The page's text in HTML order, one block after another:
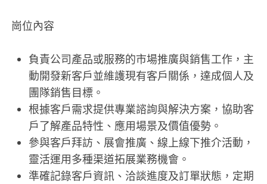
崗位內容
負責公司產品或服務的市場推廣與銷售工作，主
動開發新客戶並維護現有客戶關係，達成個人及
團隊銷售目標。
根據客戶需求提供專業諮詢與解決方案，協助客
戶了解產品特性、應用場景及價值優勢。
參與客戶拜訪、展會推廣、線上線下推介活動，
靈活運用多種渠道拓展業務機會。
準確記錄客戶資訊、洽談進度及訂單狀態，定期